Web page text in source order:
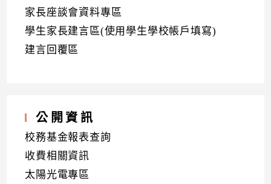
家長座談會資料專區
學生家長建言區(使用學生學校帳戶填寫)
建言回覆區
公開資訊
校務基金報表查詢
收費相關資訊
太陽光電專區